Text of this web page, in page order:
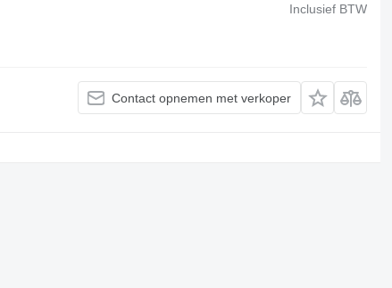
Inclusief BTW
Contact opnemen met verkoper